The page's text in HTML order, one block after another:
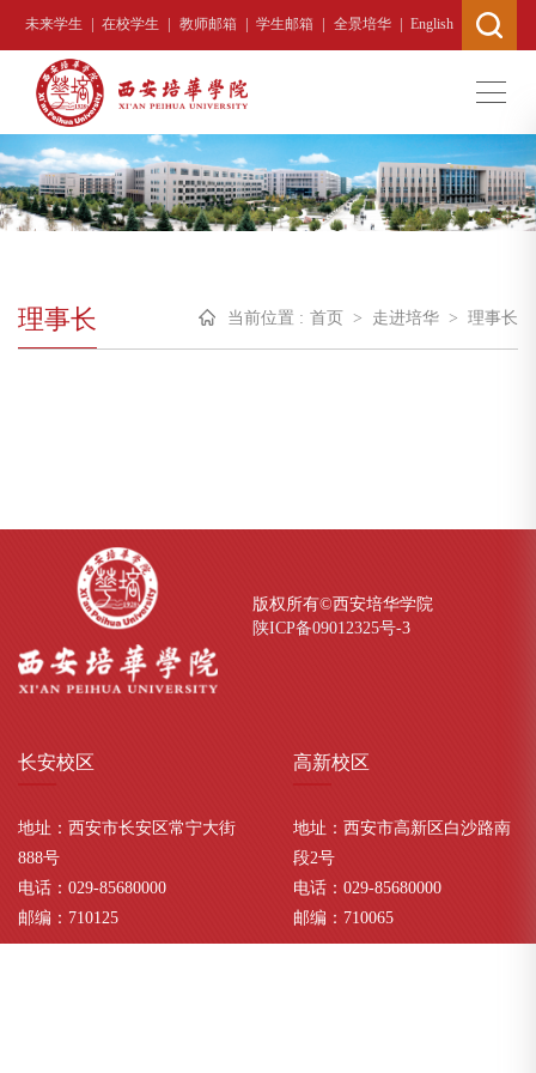
未来学生 | 在校学生 | 教师邮箱 | 学生邮箱 | 全景培华 | English
理事长 当前位置 : 首页 > 走进培华 > 理事长
版权所有©西安培华学院
陕ICP备09012325号-3
长安校区
地址：西安市长安区常宁大街
888号
电话：029-85680000
邮编：710125
高新校区
地址：西安市高新区白沙路南
段2号
电话：029-85680000
邮编：710065